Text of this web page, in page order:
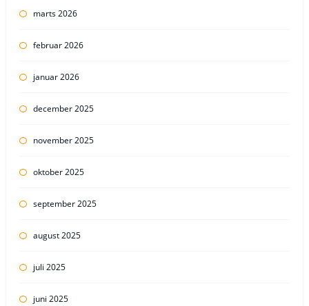
marts 2026
februar 2026
januar 2026
december 2025
november 2025
oktober 2025
september 2025
august 2025
juli 2025
juni 2025